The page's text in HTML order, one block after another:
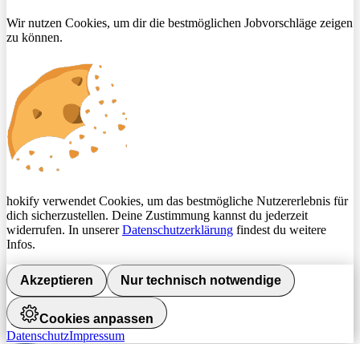
Wir nutzen Cookies, um dir die bestmöglichen Jobvorschläge zeigen
zu können.
hokify verwendet Cookies, um das bestmögliche Nutzererlebnis für
dich sicherzustellen. Deine Zustimmung kannst du jederzeit
widerrufen. In unsererDatenschutzerklärung findest du weitere
Infos.
Akzeptieren Nur technisch notwendige
Cookies anpassen
DatenschutzImpressum